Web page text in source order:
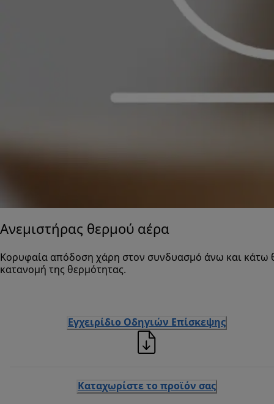
Ανεμιστήρας θερμού αέρα
Κορυφαία απόδοση χάρη στον συνδυασμό άνω και κάτω
κατανομή της θερμότητας.
Εγχειρίδιο Οδηγιών Επίσκεψης
Καταχωρίστε το προϊόν σας